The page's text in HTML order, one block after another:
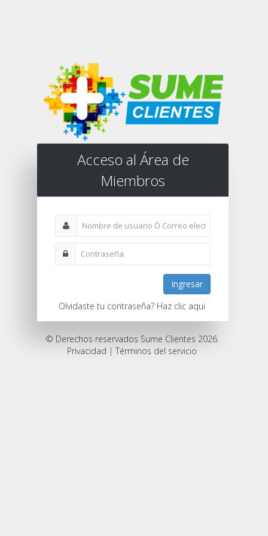
Acceso al Área de
Miembros
Ingresar
Olvidaste tu contraseña? Haz clic aqui
© Derechos reservados Sume Clientes 2026.
Privacidad |Términos del servicio